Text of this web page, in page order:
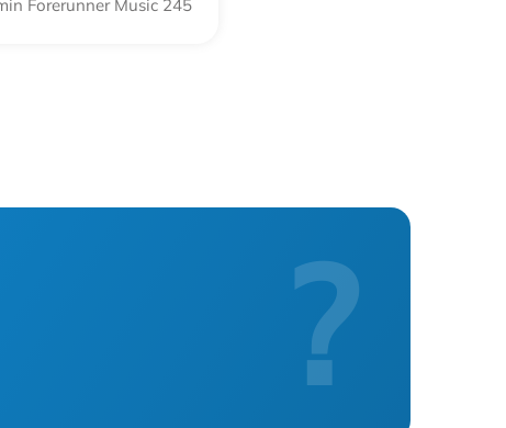
Forerunner Music 245
?